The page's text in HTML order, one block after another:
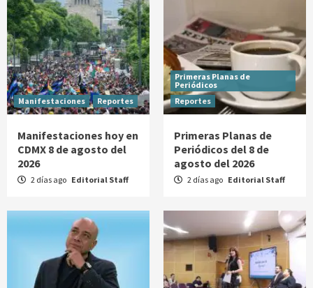
Manifestaciones Reportes
Manifestaciones hoy en
CDMX 8 de agosto del
2026
2 días ago Editorial Staff
Primeras Planas de
Periódicos
Reportes
Primeras Planas de
Periódicos del 8 de
agosto del 2026
2 días ago Editorial Staff